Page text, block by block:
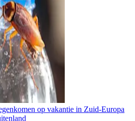
op vakantie in Zuid-Europa